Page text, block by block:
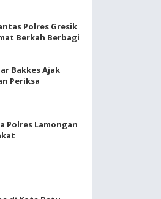
Polres Gresik
Berkah Berbagi
Bakkes Ajak
Periksa
Polres Lamongan